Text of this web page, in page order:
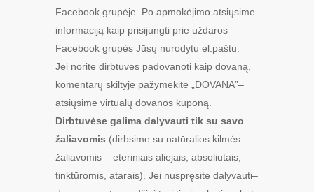
Facebook grupėje. Po apmokėjimo atsiųsime
informaciją kaip prisijungti prie uždaros
Facebook grupės Jūsų nurodytu el.paštu.
Jei norite dirbtuves padovanoti kaip dovaną,
komentarų skiltyje pažymėkite „DOVANA”–
atsiųsime virtualų dovanos kuponą.
Dirbtuvėse galima dalyvauti tik su savo
žaliavomis (dirbsime su natūralios kilmės
žaliavomis – eteriniais aliejais, absoliutais,
tinktūromis, atarais). Jei nuspręsite dalyvauti–